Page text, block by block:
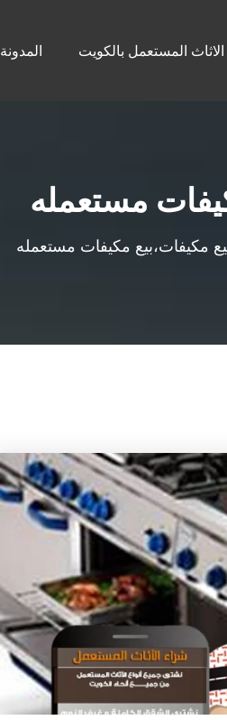
المستعمل بالكويت المدونة
مستعمله
مكيفات،بيع مكيفات مستعمله